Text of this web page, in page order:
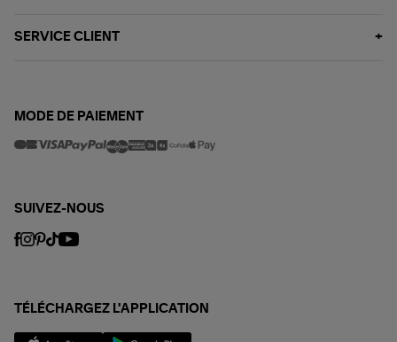
SERVICE CLIENT
MODE DE PAIEMENT
SUIVEZ-NOUS
TÉLÉCHARGEZ L'APPLICATION